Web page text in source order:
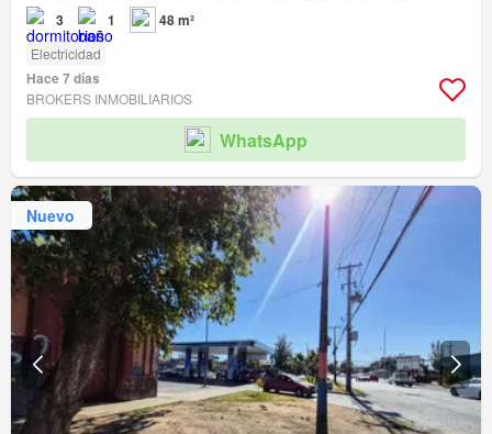
3 1 48 m²
Electricidad
Hace 7 días
BROKERS INMOBILIARIOS
WhatsApp
Nuevo